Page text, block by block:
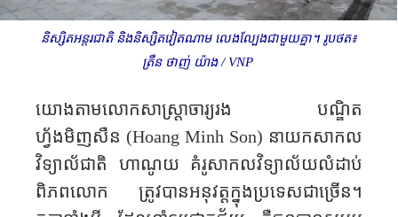
និស្សិតអន្តរជាតិ និងនិស្សិតវៀតណាម លេងល្បែងជាមួយ​គ្នា។ រូបថត៖
ត្រឹន ថាញ់ យ៉ាង / VNP
យោងតាមលោកសាស្ត្រាចារ្យរង បណ្ឌិត
ហ័្វងមិញសឺន (Hoang Minh Son) នាយកសាកល
វិទ្យាល័ជាតិ
ហាណូយ គំរូសាកលវិទ្យាល័យលំដាប់
ពិភពលោក ត្រូវបានអនុវត្តក្នុងប្រទេសជាច្រើន។